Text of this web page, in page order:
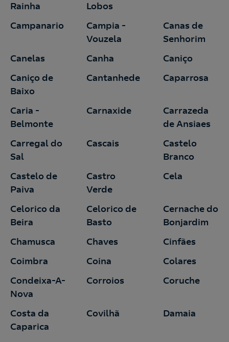
Rainha
Lobos
Campanario
Campia -
Vouzela
Canas de
Senhorim
Canelas
Canha
Caniço
Caniço de
Baixo
Cantanhede Caparrosa
Caria -
Belmonte
Carnaxide
Carrazeda
de Ansiaes
Carregal do
Sal
Cascais
Castelo
Branco
Castelo de
Paiva
Castro
Verde
Cela
Celorico da
Beira
Celorico de
Basto
Cernache do
Bonjardim
Chamusca
Chaves
Cinfães
Coimbra
Coina
Colares
Condeixa-A-
Nova
Corroios Coruche
Costa da
Caparica
Covilhã Damaia